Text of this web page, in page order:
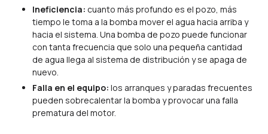
Ineficiencia: cuanto más profundo es el pozo, más
tiempo le toma a la bomba mover el agua hacia arriba y
hacia el sistema. Una bomba de pozo puede funcionar
con tanta frecuencia que solo una pequeña cantidad
de agua llega al sistema de distribución y se apaga de
nuevo.
Falla en el equipo: los arranques y paradas frecuentes
pueden sobrecalentar la bomba y provocar una falla
prematura del motor.